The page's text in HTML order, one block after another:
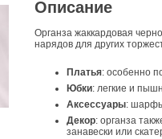
Описание
Органза жаккардовая
нарядов для других
Платья: особенно
Юбки: легкие и
Аксессуары:
Декор: органза
занавески или